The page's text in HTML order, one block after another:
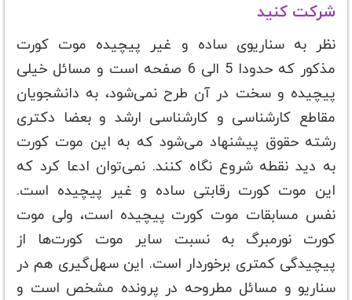
شرکت کنید
نظر به سناریوی ساده و غیر پیچیده موت کورت
مذکور که حدودا 5 الی 6 صفحه است و مسائل خیلی
پیچیده و سخت در آن طرح نمی‌شود، به دانشجویان
مقاطع کارشناسی و کارشناسی ارشد و بعضا دکتری
رشته حقوق پیشنهاد می‌شود که به این موت کورت
به دید نقطه شروع نگاه کنند. نمی‌توان ادعا کرد که
این موت کورت رقابتی ساده و غیر پیچیده است.
نفس مسابقات موت کورت پیچیده است، ولی موت
کورت نورمبرگ به نسبت سایر موت کورت‌ها از
پیچیدگی کمتری برخوردار است. این سهل‌گیری هم در
سناریو و مسائل مطروحه در پرونده مشخص است و